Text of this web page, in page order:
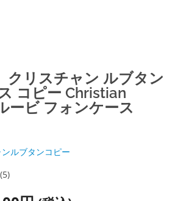
クリスチャン ルブタン
コピー Christian
ービ フォンケース
ルブタンコピー
(5)